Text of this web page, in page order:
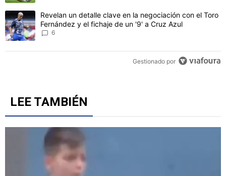
Un artículo de tendencia con el título "Revelan un detalle clave
Revelan un detalle clave en la negociación con el Toro
Fernández y el fichaje de un '9' a Cruz Azul
6
Gestionado por
LEE TAMBIÉN